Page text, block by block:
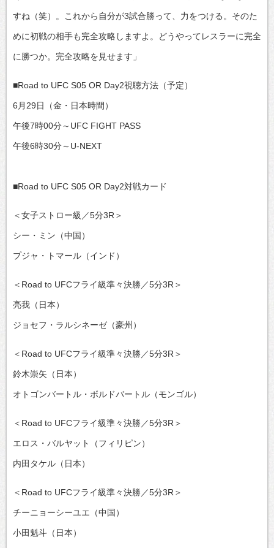
すね（笑）。これから自分が3試合勝って、力をつける。そのた
めに初戦の相手も完全攻略しますよ。どうやってレスラーに完全
に勝つか。完全攻略を見せます」
■Road to UFC S05 OR Day2視聴方法（予定）
6月29日（金・日本時間）
午後7時00分～UFC FIGHT PASS
午後6時30分～U-NEXT
■Road to UFC S05 OR Day2対戦カード
＜女子ストロー級／5分3R＞
シー・ミン（中国）
プジャ・トマール（インド）
＜Road to UFCフライ級準々決勝／5分3R＞
亮我（日本）
ジョセフ・ラルシネーゼ（豪州）
＜Road to UFCフライ級準々決勝／5分3R＞
鈴木崇矢（日本）
オトゴンバートル・ボルドバートル（モンゴル）
＜Road to UFCフライ級準々決勝／5分3R＞
エロス・バルヤット（フィリピン）
内田タケル（日本）
＜Road to UFCフライ級準々決勝／5分3R＞
チーニョーシーユエ（中国）
小田魁斗（日本）